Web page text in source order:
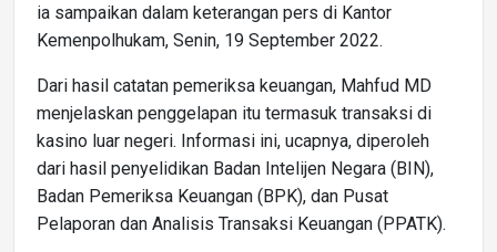
ia sampaikan dalam keterangan pers di Kantor
Kemenpolhukam, Senin, 19 September 2022.
Dari hasil catatan pemeriksa keuangan, Mahfud MD
menjelaskan penggelapan itu termasuk transaksi di
kasino luar negeri. Informasi ini, ucapnya, diperoleh
dari hasil penyelidikan Badan Intelijen Negara (BIN),
Badan Pemeriksa Keuangan (BPK), dan Pusat
Pelaporan dan Analisis Transaksi Keuangan (PPATK).